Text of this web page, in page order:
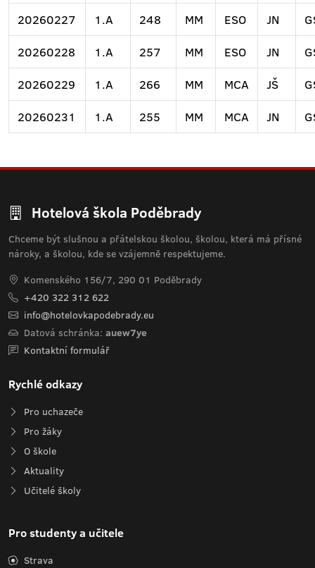
20260227
1.A 248 MM ESO JN
20260228
1.A 257 MM ESO JN
20260229
1.A 266 MM MCA JŠ
20260231
1.A 255 MM MCA JN
Hotelová škola Poděbrady
Chceme být slušnou a přátelskou školou, školou, která má přísné
nároky, a školou, kde se vzájemně respektujeme.
Komenského 156/7, 290 01 Poděbrady
+420 322 312 622
info@hotelovkapodebrady.eu
Datová schránka: auew7ye
Kontaktní formulář
Rychlé odkazy
Pro uchazeče
Pro žáky
O škole
Aktuality
Učitelé školy
Pro studenty a učitele
Strava